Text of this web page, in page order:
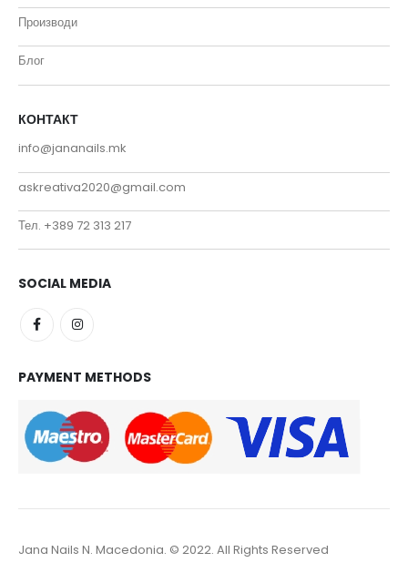
Производи
Блог
КОНТАКТ
info@jananails.mk
askreativa2020@gmail.com
Тел. +389 72 313 217
SOCIAL MEDIA
PAYMENT METHODS
Jana Nails N. Macedonia. © 2022. All Rights Reserved